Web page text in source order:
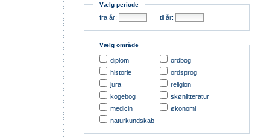
Vælg periode
fra år: til år:
Vælg område
diplom
historie
jura
kogebog
medicin
naturkundskab
ordbog
ordsprog
religion
skønlitteratur
økonomi